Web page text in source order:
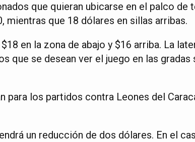
que quieran ubicarse en el palco de
mientras que 18 dólares en sillas arribas.
en la zona de abajo y $16 arriba. La
que se desean ver el juego en las gradas
para los partidos contra Leones del
un reducción de dos dólares. En el